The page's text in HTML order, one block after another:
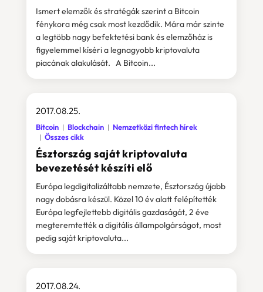
Ismert elemzők és stratégák szerint a Bitcoin
fénykora még csak most kezdődik. Mára már szinte
a legtöbb nagy befektetési bank és elemzőház is
figyelemmel kíséri a legnagyobb kriptovaluta
piacának alakulását. A Bitcoin...
Észtország saját kriptovaluta
bevezetését készíti elő
2017.08.25.
Bitcoin Blockchain
Nemzetközi fintech hírek
Összes cikk
Európa legdigitalizáltabb nemzete, Észtország újabb
nagy dobásra készül. Közel 10 év alatt felépítették
Európa legfejlettebb digitális gazdaságát, 2 éve
megteremtették a digitális állampolgárságot, most
pedig saját kriptovaluta...
2017.08.24.